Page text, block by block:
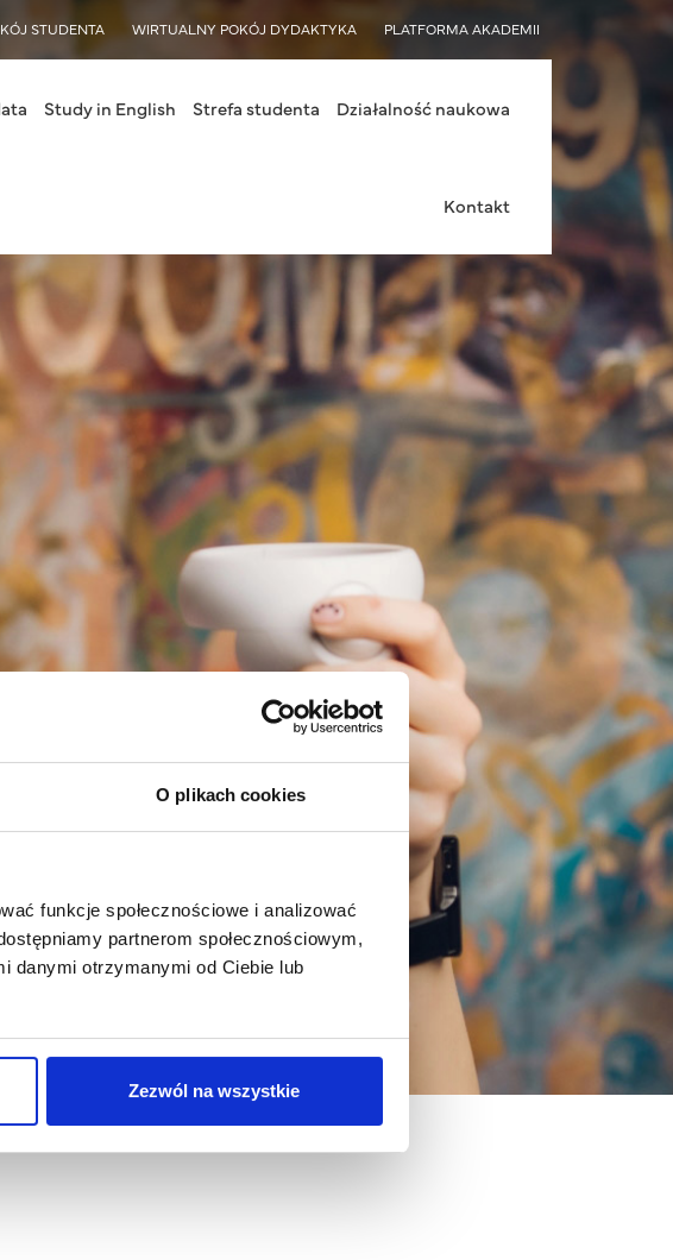
O plikach cookies
funkcje społecznościowe i analizować
partnerom społecznościowym,
danymi otrzymanymi od Ciebie lub
Zezwól na wszystkie
STUDENTA WIRTUALNY POKÓJ DYDAKTYKA PLATFORMA AKADEMII
Study in English Strefa studenta Działalność naukowa
Kontakt